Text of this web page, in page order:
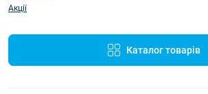
Акції
Каталог товарів